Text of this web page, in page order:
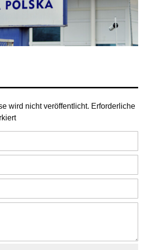
wird nicht veröffentlicht. Erforderliche